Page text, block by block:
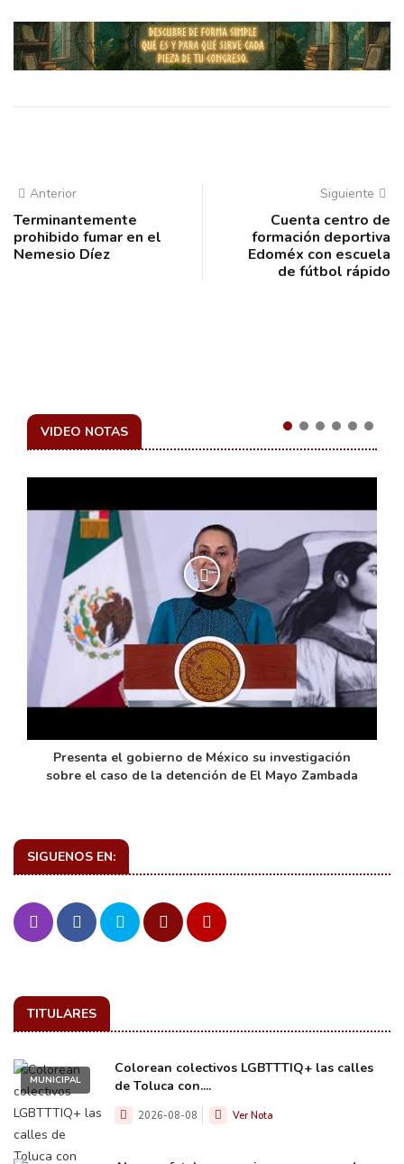
Anterior
Terminantemente
prohibido fumar en el
Nemesio Díez
Siguiente
Cuenta centro de
formación deportiva
Edoméx con escuela
de fútbol rápido
VIDEO NOTAS
Presenta el gobierno de México su investigación
sobre el caso de la detención de El Mayo Zambada
SIGUENOS EN:
TITULARES
MUNICIPAL
Colorean colectivos LGBTTTIQ+ las calles
de Toluca con....
2026-08-08 Ver Nota